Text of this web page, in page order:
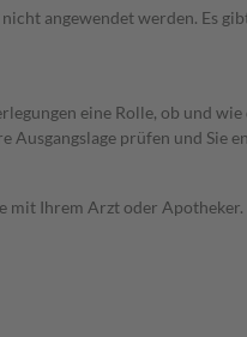
angewendet werden. Es
eine Rolle, ob und
prüfen und Sie
Ihrem Arzt oder